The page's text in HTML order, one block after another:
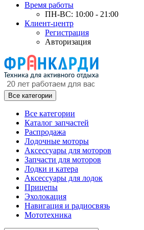
Время работы
ПН-ВС: 10:00 - 21:00
Клиент-центр
Регистрация
Авторизация
Все категории
Все категории
Каталог запчастей
Распродажа
Лодочные моторы
Аксессуары для моторов
Запчасти для моторов
Лодки и катера
Аксессуары для лодок
Прицепы
Эхолокация
Навигация и радиосвязь
Мототехника